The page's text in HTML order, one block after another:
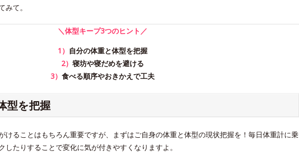
みて。
＼体型キープ3つのヒント／
1） 自分の体重と体型を把握
2） 寝坊や寝だめを避ける
3） 食べる順序やおきかえで工夫
型を把握
けることはもちろん重要ですが、まずはご自身の体重と体型の現状把握を！毎日体重計に乗
したりすることで変化に気が付きやすくなりますよ。